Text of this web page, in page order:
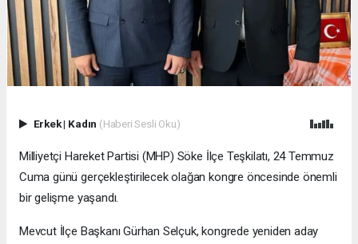
Erkek| Kadın (Haberi Sesli Oku)
Milliyetçi Hareket Partisi (MHP) Söke İlçe Teşkilatı, 24 Temmuz
Cuma günü gerçekleştirilecek olağan kongre öncesinde önemli
bir gelişme yaşandı.
Mevcut İlçe Başkanı Gürhan Selçuk, kongrede yeniden aday